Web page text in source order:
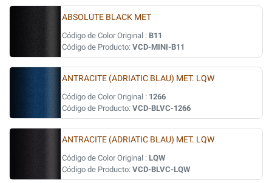
ABSOLUTE BLACK MET
Código de Color Original : B11
Código de Producto: VCD-MINI-B11
ANTRACITE (ADRIATIC BLAU) MET. LQW
Código de Color Original : 1266
Código de Producto: VCD-BLVC-1266
ANTRACITE (ADRIATIC BLAU) MET. LQW
Código de Color Original : LQW
Código de Producto: VCD-BLVC-LQW